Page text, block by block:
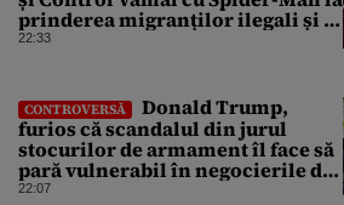
prinderea migranților ilegali și a
infractorilor
22:33
CONTROVERSĂ
Donald Trump,
furios că scandalul din jurul
stocurilor de armament îl face să
pară vulnerabil în negocierile de
pace cu Iranul
22:07